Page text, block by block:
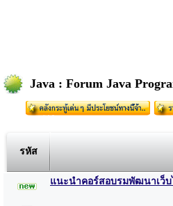
Java : Forum Java
รหัส
แนะนำคอร์สอบรมพัฒนาเว็บ